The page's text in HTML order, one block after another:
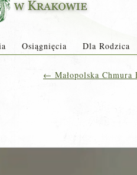
Osiągnięcia Dla Rodzica
← Małopolska